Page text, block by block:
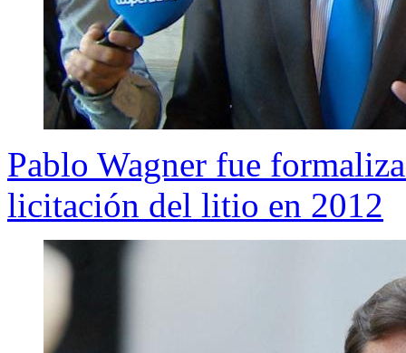
Pablo Wagner fue
licitación del litio en 2012